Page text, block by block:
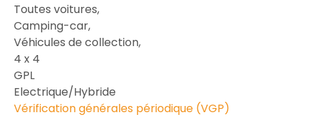
Toutes voitures,
Camping-car,
Véhicules de collection,
4 x 4
GPL
Electrique/Hybride
Vérification générales périodique (VGP)